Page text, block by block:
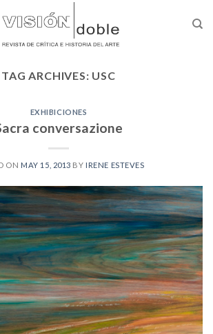
TAG ARCHIVES: USC
EXHIBICIONES
conversazione
ON MAY 15, 2013 BY IRENE ESTEVES